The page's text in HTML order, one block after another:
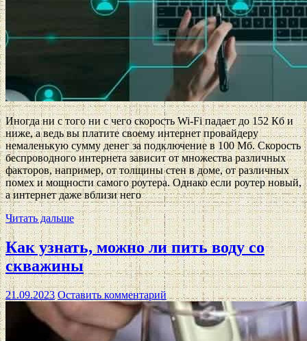
Иногда ни с того ни с чего скорость Wi-Fi падает до 152 Кб и
ниже, а ведь вы платите своему интернет провайдеру
немаленькую сумму денег за подключение в 100 Мб. Скорость
беспроводного интернета зависит от множества различных
факторов, например, от толщины стен в доме, от различных
помех и мощности самого роутера. Однако если роутер новый,
а интернет даже вблизи него
Читать дальше
Как узнать, можно ли пить воду со
скважины
21.09.2023 Оставить комментарий